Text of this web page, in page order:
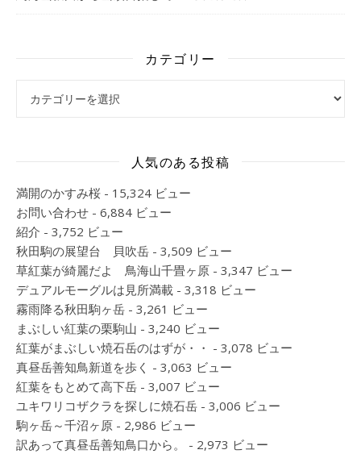
カテゴリー
人気のある投稿
満開のかすみ桜 - 15,324 ビュー
お問い合わせ - 6,884 ビュー
紹介 - 3,752 ビュー
秋田駒の展望台 貝吹岳 - 3,509 ビュー
草紅葉が綺麗だよ 鳥海山千畳ヶ原 - 3,347 ビュー
デュアルモーグルは見所満載 - 3,318 ビュー
霧雨降る秋田駒ヶ岳 - 3,261 ビュー
まぶしい紅葉の栗駒山 - 3,240 ビュー
紅葉がまぶしい焼石岳のはずが・・ - 3,078 ビュー
真昼岳善知鳥新道を歩く - 3,063 ビュー
紅葉をもとめて高下岳 - 3,007 ビュー
ユキワリコザクラを探しに焼石岳 - 3,006 ビュー
駒ヶ岳～千沼ヶ原 - 2,986 ビュー
訳あって真昼岳善知鳥口から。
- 2,973 ビュー